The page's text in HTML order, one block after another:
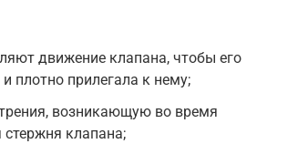
движение клапана, чтобы его
плотно прилегала к нему;
возникающую во время
стержня клапана;